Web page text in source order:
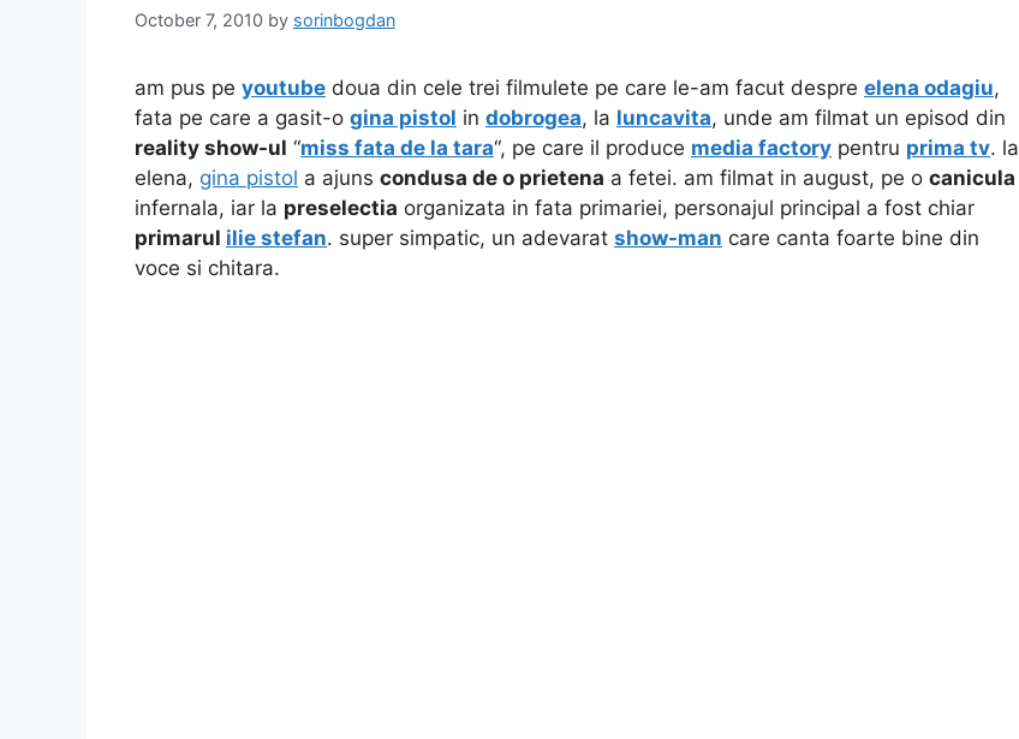
October 7, 2010 by sorinbogdan
am pus pe youtube doua din cele trei filmulete pe care le-am facut despre elena odagiu,
fata pe care a gasit-o gina pistol in dobrogea, la luncavita, unde am filmat un episod din
reality show-ul “miss fata de la tara“, pe care il produce media factory pentru prima tv. la
elena, gina pistol a ajuns condusa de o prietena a fetei. am filmat in august, pe o canicula
infernala, iar la preselectia organizata in fata primariei, personajul principal a fost chiar
primarul ilie stefan. super simpatic, un adevarat show-man care canta foarte bine din
voce si chitara.